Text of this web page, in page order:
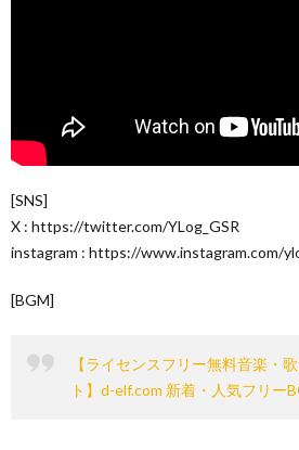
[SNS]
X : https://twitter.com/YLog_GSR
instagram : https://www.instagram.com/
[BGM]
【ライセンスフリー無料音楽・
ト】d-elf.com 新着・人気フリー